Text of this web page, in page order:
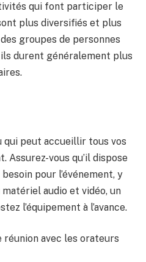
qui font participer le
plus diversifiés et plus
groupes de personnes
durent généralement plus
qui peut accueillir tous vos
Assurez-vous qu’il dispose
pour l’événement, y
audio et vidéo, un
l’équipement à l’avance.
réunion avec les orateurs